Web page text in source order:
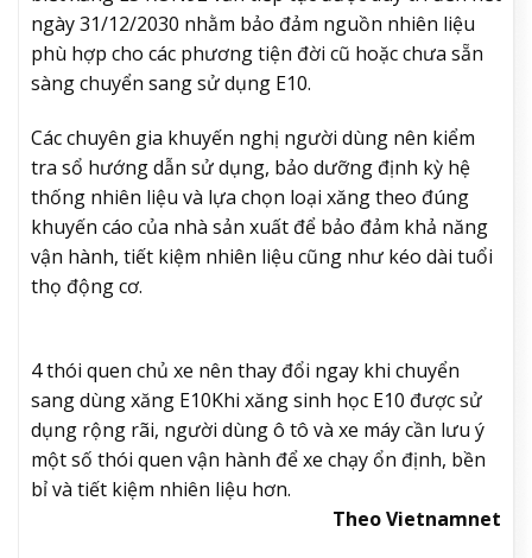
ngày 31/12/2030 nhằm bảo đảm nguồn nhiên liệu
phù hợp cho các phương tiện đời cũ hoặc chưa sẵn
sàng chuyển sang sử dụng E10.
Các chuyên gia khuyến nghị người dùng nên kiểm
tra sổ hướng dẫn sử dụng, bảo dưỡng định kỳ hệ
thống nhiên liệu và lựa chọn loại xăng theo đúng
khuyến cáo của nhà sản xuất để bảo đảm khả năng
vận hành, tiết kiệm nhiên liệu cũng như kéo dài tuổi
thọ động cơ.
4 thói quen chủ xe nên thay đổi ngay khi chuyển
sang dùng xăng E10Khi xăng sinh học E10 được sử
dụng rộng rãi, người dùng ô tô và xe máy cần lưu ý
một số thói quen vận hành để xe chạy ổn định, bền
bỉ và tiết kiệm nhiên liệu hơn.
Theo Vietnamnet